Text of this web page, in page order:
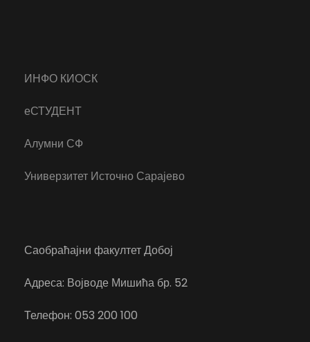
ИНФО КИОСК
еСТУДЕНТ
Алумни СФ
Универзитет Источно Сарајево
Саобраћајни факултет Добој
Адреса: Војводе Мишића бр. 52
Телефон: 053 200 100